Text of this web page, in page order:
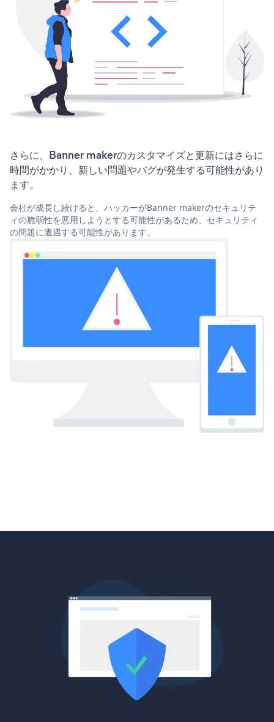
さらに、Banner makerのカスタマイズと更新にはさらに
時間がかかり、新しい問題やバグが発生する可能性があり
ます。
会社が成長し続けると、ハッカーがBanner makerのセキュリテ
ィの脆弱性を悪用しようとする可能性があるため、セキュリティ
の問題に遭遇する可能性があります。